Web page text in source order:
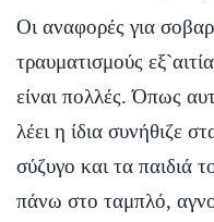
Οι αναφορές για
τραυματισμούς
είναι πολλές. Όπως
λέει η ίδια συνήθιζε
σύζυγο και τα παιδιά
πάνω στο ταμπλό,